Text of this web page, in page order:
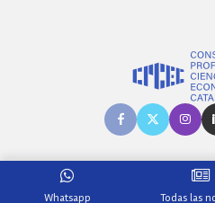
© 2026 CPCECAT - Hecho por
Whatsapp Todas las